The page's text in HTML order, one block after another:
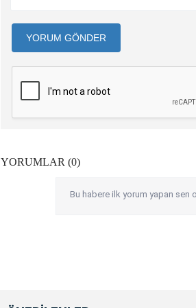
YORUM GÖNDER
YORUMLAR (0)
Bu habere ilk yorum yapan sen